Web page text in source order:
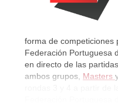
forma de competiciones
Federación Portuguesa
en directo de las
ambos grupos, Masters